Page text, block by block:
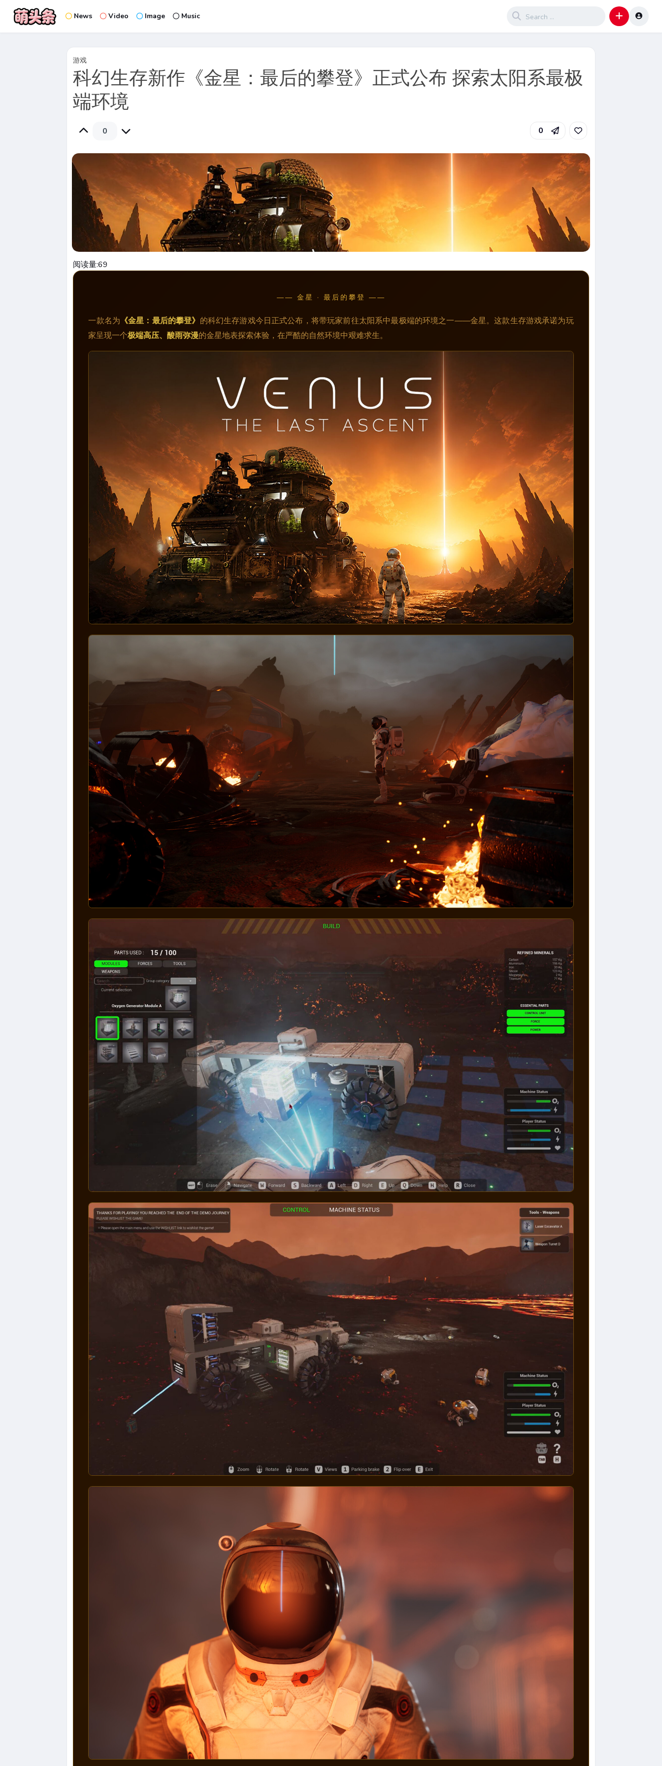
News Video Image Music
游戏
科幻生存新作《金星：最后的攀登》正式公布 探索太阳系最极
端环境
0 0
阅读量:69
—— 金星 · 最后的攀登 ——
一款名为 《金星：最后的攀登》 的科幻生存游戏今日正式公布，将带玩家前往太阳系中最极端的环境之一——金星。这款生存游戏承诺为玩
家呈现一个极端高压、酸雨弥漫的金星地表探索体验，在严酷的自然环境中艰难求生。